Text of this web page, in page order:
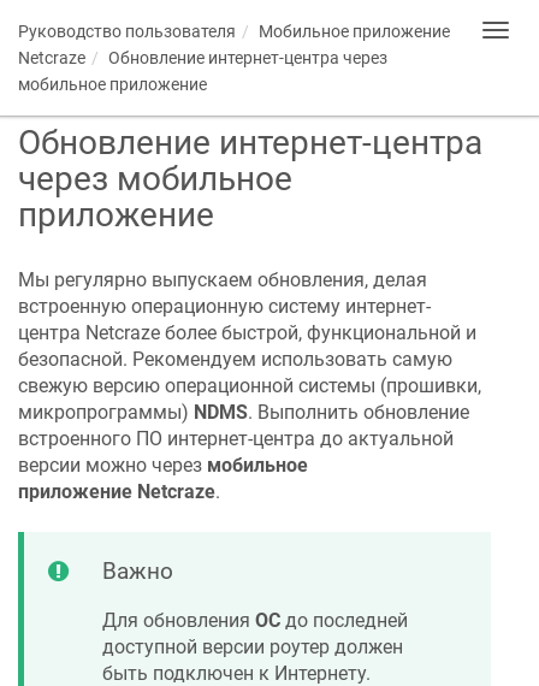
Руководство пользователя
Мобильное приложение
Netcraze
Обновление интернет-центра через
мобильное приложение
Обновление интернет-центра
через мобильное
приложение
Мы регулярно выпускаем обновления, делая
встроенную операционную систему интернет-
центра Netcraze более быстрой, функциональной и
безопасной. Рекомендуем использовать самую
свежую версию операционной системы (прошивки,
микропрограммы) NDMS. Выполнить обновление
встроенного ПО интернет-центра до актуальной
версии можно через мобильное
приложение Netcraze.
Важно
Для обновления ОС до последней
доступной версии роутер должен
быть подключен к Интернету.